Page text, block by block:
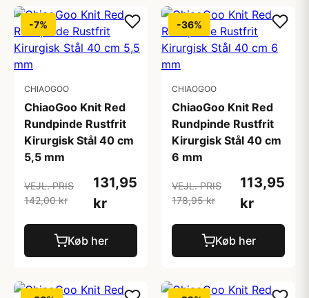
-7%
CHIAOGOO
ChiaoGoo Knit Red
Rundpinde Rustfrit
Kirurgisk Stål 40 cm
5,5 mm
VEJL. PRIS
142,00 kr
131,95
kr
Køb her
-36%
CHIAOGOO
ChiaoGoo Knit Red
Rundpinde Rustfrit
Kirurgisk Stål 40 cm
6 mm
VEJL. PRIS
178,95 kr
113,95
kr
Køb her